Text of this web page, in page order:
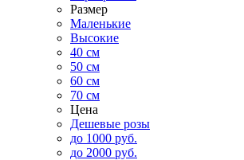
Размер
Маленькие
Высокие
40 см
50 см
60 см
70 см
Цена
Дешевые розы
до 1000 руб.
до 2000 руб.